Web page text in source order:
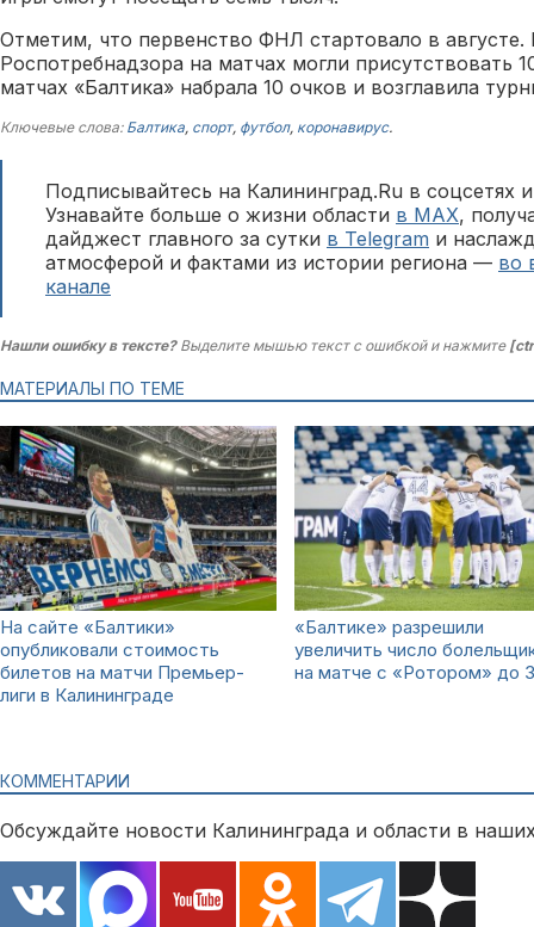
Отметим, что первенство ФНЛ стартовало в
Роспотребнадзора на матчах могли присутствовать
матчах «Балтика» набрала 10 очков и возглавила
Ключевые слова: Балтика, спорт, футбол, коронавирус.
Подписывайтесь на Калининград.Ru в соцсетях
Узнавайте больше о жизни области в MAX,
дайджест главного за сутки в Telegram и
атмосферой и фактами из истории региона — во
канале
Нашли ошибку в тексте?Выделите мышью текст с ошибкой и нажмите
МАТЕРИАЛЫ ПО ТЕМЕ
На сайте «Балтики»
опубликовали стоимость
билетов на матчи Премьер-
лиги в Калининграде
«Балтике» разрешили
увеличить число
на матче с «Ротором» до
КОММЕНТАРИИ
Обсуждайте новости Калининграда и области в